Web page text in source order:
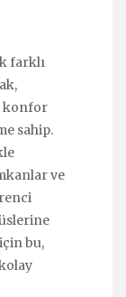
farklı
konfor
sahip.
ve
bu,